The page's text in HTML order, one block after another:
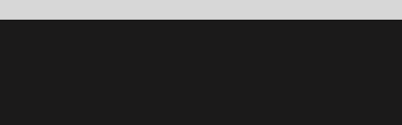
open